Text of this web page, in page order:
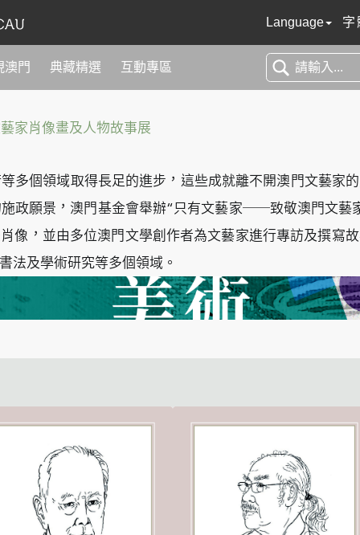
Language 字
澳門 典藏精選 互動專區
家肖像畫及人物故事展
多個領域取得長足的進步，這些成就離不開澳門文藝家
政願景，澳門基金會舉辦“只有文藝家──致敬澳門文藝
像，並由多位澳門文學創作者為文藝家進行專訪及撰寫
法及學術研究等多個領域。